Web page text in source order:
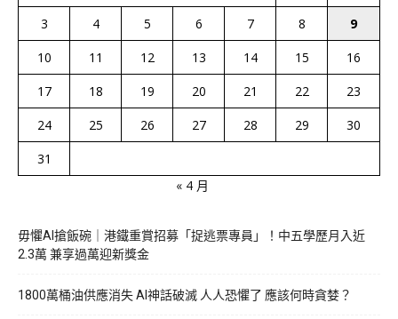
3
4 5 6 7 8
9
10
11 12 13 14 15
16
17
18 19 20 21 22
23
24
25 26 27 28 29
30
31
« 4 月
毋懼AI搶飯碗｜港鐵重賞招募「捉逃票專員」！中五學歷月入近
2.3萬 兼享過萬迎新獎金
1800萬桶油供應消失 AI神話破滅 人人恐懼了 應該何時貪婪？